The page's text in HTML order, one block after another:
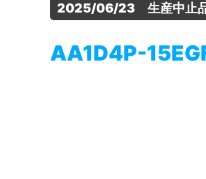
2025/06/23　生産中止
AA1D4P-